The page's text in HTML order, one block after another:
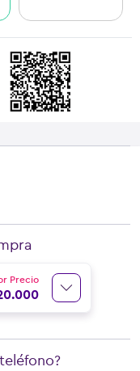
Precio